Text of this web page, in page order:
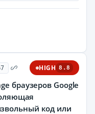
HIGH 8.8
браузеров Google
код или